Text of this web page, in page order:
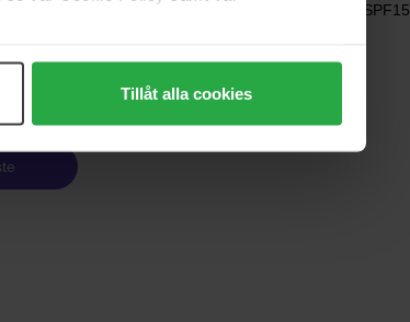
Tillåt alla cookies
24H-Moisture Creme SPF15
Ordinær pris 809 kr